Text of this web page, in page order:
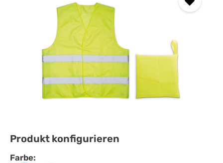
Produkt konfigurieren
Farbe: